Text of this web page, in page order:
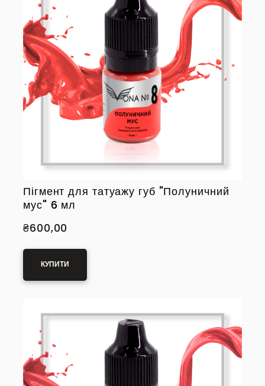
Пігмент для татуажу губ "Полуничний
мус" 6 мл
₴600,00
КУПИТИ